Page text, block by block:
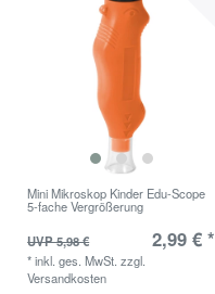
Mini Mikroskop Kinder Edu-Scope
5-fache Vergrößerung
UVP 5,98 €
2,99 € *
*inkl. ges. MwSt. zzgl.
Versandkosten